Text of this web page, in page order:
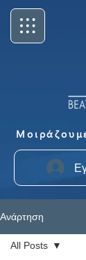
Ανάρτηση
All Posts